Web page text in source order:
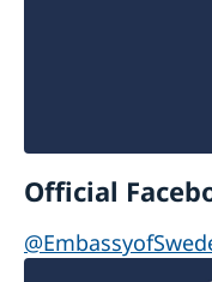
Official